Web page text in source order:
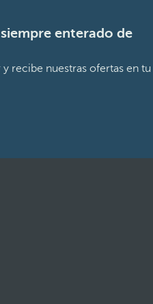
enterado de
recibe nuestras ofertas en tu